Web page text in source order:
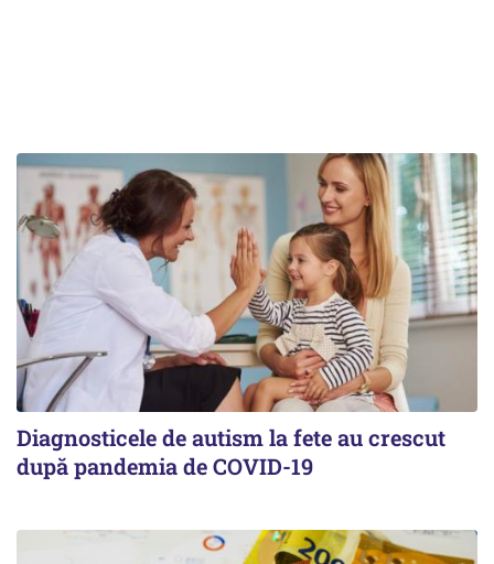
Diagnosticele de autism la fete au crescut
după pandemia de COVID-19